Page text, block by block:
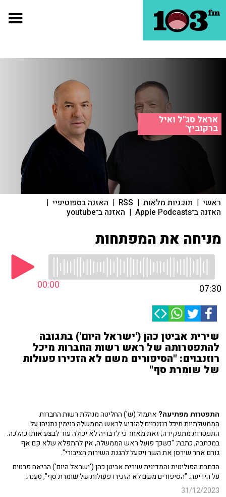
אראל סג"ל ואיל
ברקוביץ'
ראשי | תוכניות מלאות |
RSS
| האזנה בספוטיפיי |
האזנה ב־Apple Podcasts | האזנה ב־youtube
מניחה את המפתחות
00:00 07:30
שירית אביטן כהן ('ישראל היום') בתגובה
להתפטרותה של ראש רשות החברות מיכל
רוזנבוים: "הסיפורים משם לא הזכירו פעולות
של שומרת סף"
התפטרות מפתיעה? אתמול (ש') החליטה מנהלת רשות החברות
הממשלתיות מיכל רוזנבוים להודיע לראש הממשלה בנימין נתניהו על
התפטרות מתפקידה, זאת מאחר כי לדבריה לא יכולה עוד לבצע אותו כהלכה.
במכתבה, כתבה: "כשכך פועל ראש הממשלה, אין להתפלא שלא קם אף
גורם אחר שירסן את השר ויפעל להגנת השירות הציבורי".
הכתבת הפוליטית והמדינית שירית אביטן כהן ('ישראל היום') הביאה פרטים
על הידיעה. "הסיפורים משם לא הזכירו פעולות של שומרת סף", טענה.
31/12/2023